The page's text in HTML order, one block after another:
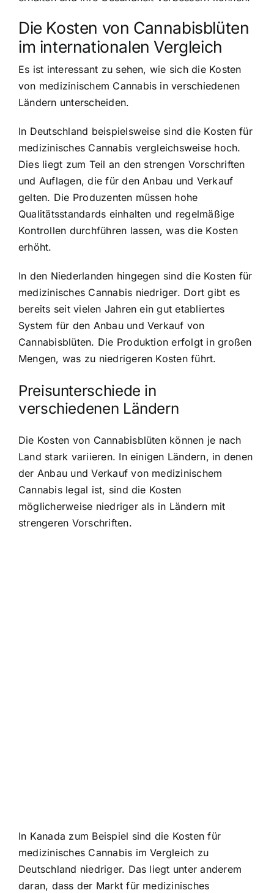
Die Kosten von Cannabisblüten
im internationalen Vergleich
Es ist interessant zu sehen, wie sich die Kosten
von medizinischem Cannabis in verschiedenen
Ländern unterscheiden.
In Deutschland beispielsweise sind die Kosten für
medizinisches Cannabis vergleichsweise hoch.
Dies liegt zum Teil an den strengen Vorschriften
und Auflagen, die für den Anbau und Verkauf
gelten. Die Produzenten müssen hohe
Qualitätsstandards einhalten und regelmäßige
Kontrollen durchführen lassen, was die Kosten
erhöht.
In den Niederlanden hingegen sind die Kosten für
medizinisches Cannabis niedriger. Dort gibt es
bereits seit vielen Jahren ein gut etabliertes
System für den Anbau und Verkauf von
Cannabisblüten. Die Produktion erfolgt in großen
Mengen, was zu niedrigeren Kosten führt.
Preisunterschiede in
verschiedenen Ländern
Die Kosten von Cannabisblüten können je nach
Land stark variieren. In einigen Ländern, in denen
der Anbau und Verkauf von medizinischem
Cannabis legal ist, sind die Kosten
möglicherweise niedriger als in Ländern mit
strengeren Vorschriften.
In Kanada zum Beispiel sind die Kosten für
medizinisches Cannabis im Vergleich zu
Deutschland niedriger. Das liegt unter anderem
daran, dass der Markt für medizinisches